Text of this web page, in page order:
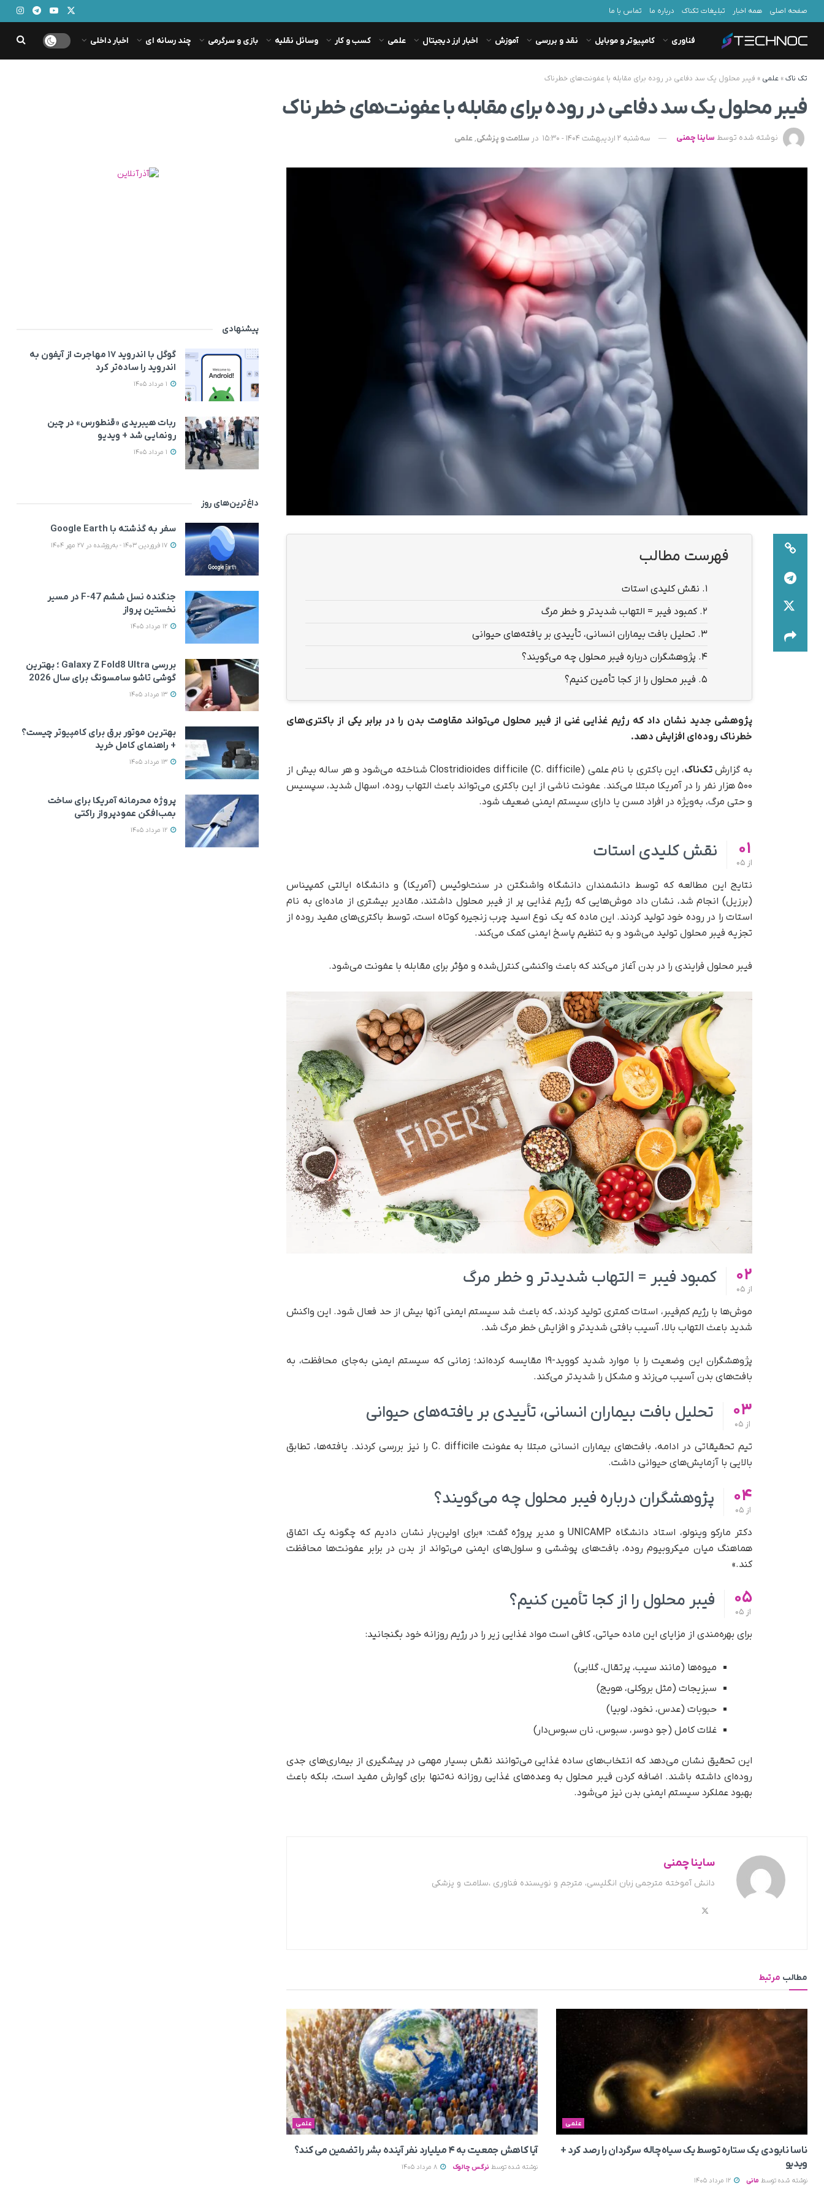
صفحه اصلی همه اخبار تبلیغات تکناک درباره ما تماس با ما
فناوری کامپیوتر و موبایل نقد و بررسی آموزش اخبار ارز دیجیتال علمی کسب و کار وسائل نقلیه بازی و سرگرمی چند رسانه ای اخبار داخلی
تک ناک» علمی » فیبر محلول یک سد دفاعی در روده برای مقابله با عفونت‌های خطرناک
فیبر محلول یک سد دفاعی در روده برای مقابله با عفونت‌های خطرناک
نوشته شده توسط ساینا چمنی سه‌شنبه 2 اردیبهشت 1404 - 15:30 در سلامت و پزشکی, علمی
فهرست مطالب
1. نقش کلیدی استات
2. کمبود فیبر = التهاب شدیدتر و خطر مرگ
3. تحلیل بافت بیماران انسانی، تأییدی بر یافته‌های حیوانی
4. پژوهشگران درباره فیبر محلول چه می‌گویند؟
5. فیبر محلول را از کجا تأمین کنیم؟
پژوهشی جدید نشان داد که رژیم غذایی غنی از فیبر محلول می‌تواند مقاومت بدن را در برابر یکی از باکتری‌های
خطرناک روده‌ای افزایش دهد.
به گزارشتک‌ناک
، این باکتری با نام علمی Clostridioides difficile (C. difficile) شناخته می‌شود و هر ساله بیش از
۵۰۰ هزار نفر را در آمریکا مبتلا می‌کند. عفونت ناشی از این باکتری می‌تواند باعث التهاب روده، اسهال شدید، سپسیس
و حتی مرگ، به‌ویژه در افراد مسن یا دارای سیستم ایمنی ضعیف شود.
01
از
نقش کلیدی استات
نتایج این مطالعه که توسط دانشمندان دانشگاه واشنگتن در سنت‌لوئیس (آمریکا) و دانشگاه ایالتی کمپیناس
(برزیل) انجام شد، نشان داد موش‌هایی که رژیم غذایی پر از فیبر محلول داشتند، مقادیر بیشتری از ماده‌ای به نام
استات را در روده خود تولید کردند. این ماده که یک نوع اسید چرب زنجیره کوتاه است، توسط باکتری‌های مفید روده از
تجزیه فیبر محلول تولید می‌شود و به تنظیم پاسخ ایمنی کمک می‌کند.
فیبر محلول فرایندی را در بدن آغاز می‌کند که باعث واکنشی کنترل‌شده و مؤثر برای مقابله با عفونت می‌شود.
02
از
کمبود فیبر = التهاب شدیدتر و خطر مرگ
موش‌ها با رژیم کم‌فیبر، استات کمتری تولید کردند، که باعث شد سیستم ایمنی آنها بیش از حد فعال شود. این واکنش
شدید باعث التهاب بالا، آسیب بافتی شدیدتر و افزایش خطر مرگ شد.
پژوهشگران این وضعیت را با موارد شدید کووید-۱۹ مقایسه کرده‌اند؛ زمانی که سیستم ایمنی به‌جای محافظت، به
بافت‌های بدن آسیب می‌زند و مشکل را شدیدتر می‌کند.
03
از
تحلیل بافت بیماران انسانی، تأییدی بر یافته‌های حیوانی
تیم تحقیقاتی در ادامه، بافت‌های بیماران انسانی مبتلا به عفونت C. difficile را نیز بررسی کردند. یافته‌ها، تطابق
بالایی با آزمایش‌های حیوانی داشت.
04
از
پژوهشگران درباره فیبر محلول چه می‌گویند؟
دکتر مارکو وینولو، استاد دانشگاه UNICAMP و مدیر پروژه گفت: «برای اولین‌بار نشان دادیم که چگونه یک اتفاق
هماهنگ میان میکروبیوم روده، بافت‌های پوششی و سلول‌های ایمنی می‌تواند از بدن در برابر عفونت‌ها محافظت
کند.»
05
از
فیبر محلول را از کجا تأمین کنیم؟
برای بهره‌مندی از مزایای این ماده حیاتی، کافی است مواد غذایی زیر را در رژیم روزانه خود بگنجانید:
میوه‌ها (مانند سیب، پرتقال، گلابی)
سبزیجات (مثل بروکلی، هویج)
حبوبات (عدس، نخود، لوبیا)
غلات کامل (جو دوسر، سبوس، نان سبوس‌دار)
این تحقیق نشان می‌دهد که انتخاب‌های ساده غذایی می‌توانند نقش بسیار مهمی در پیشگیری از بیماری‌های جدی
روده‌ای داشته باشند. اضافه کردن فیبر محلول به وعده‌های غذایی روزانه نه‌تنها برای گوارش مفید است، بلکه باعث
بهبود عملکرد سیستم ایمنی بدن نیز می‌شود.
ساینا چمنی
دانش آموخته مترجمی زبان انگلیسی، مترجم و نویسنده فناوری ،سلامت و پزشکی
مطالب مرتبط
علمی
ناسا نابودی یک ستاره توسط یک سیاه‌چاله سرگردان را رصد کرد +
ویدیو
نوشته شده توسط مانی
علمی
آیا کاهش جمعیت به ۴ میلیارد نفر آینده بشر را تضمین می‌ کند؟
نوشته شده توسط نرگس چالوک
پیشنهادی
گوگل با اندروید ۱۷ مهاجرت از آیفون به
اندروید را ساده‌تر کرد
ربات هیبریدی «قنطورس» در چین
رونمایی شد + ویدیو
داغ‌ترین‌های روز
سفر به گذشته با Google Earth
جنگنده نسل ششم F-47 در مسیر
نخستین پرواز
بررسی Galaxy Z Fold8 Ultra ؛ بهترین
گوشی تاشو سامسونگ برای سال 2026
بهترین موتور برق برای کامپیوتر چیست؟
+ راهنمای کامل خرید
پروژه محرمانه آمریکا برای ساخت
بمب‌افکن عمودپرواز راکتی